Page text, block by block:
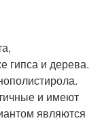
гипса и дерева.
и имеют
являются